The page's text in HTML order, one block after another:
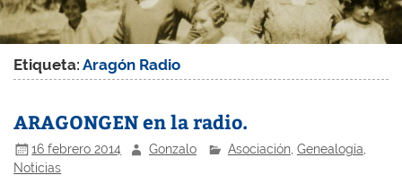
Etiqueta:Aragón Radio
ARAGONGEN en la radio.
16 febrero 2014 Gonzalo Asociación, Genealogía
Noticias